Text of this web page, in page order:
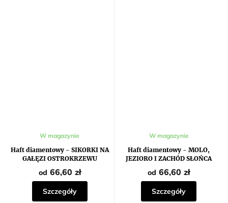
Haft diamentowy - SIKORKI NA
GAŁĘZI OSTROKRZEWU
W magazynie
od 66,60 zł
Szczegóły
Haft diamentowy - MOLO,
JEZIORO I ZACHÓD SŁOŃCA
W magazynie
od 66,60 zł
Szczegóły